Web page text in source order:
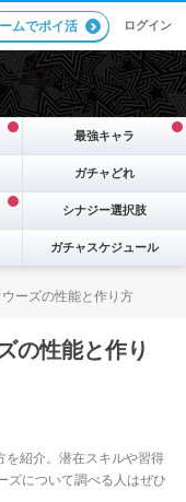
ムでポイ活 ログイン
最強キャラ
ガチャどれ
シナジー選択肢
ガチャスケジュール
ーズの性能と作り方
の性能と作り
を紹介。潜在スキルや習得
ズについて調べる人はぜひ